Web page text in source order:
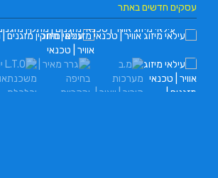
עסקים חדשים באתר
עילאי מיזוג אוויר | טכנאי מזגנים | מתקין